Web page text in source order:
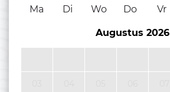
Ma Di Wo Do Vr
Augustus 2026